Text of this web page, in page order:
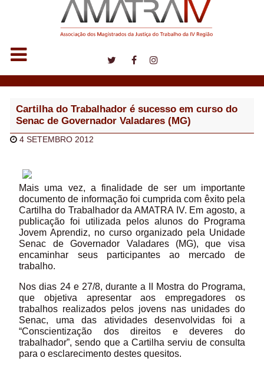
Cartilha do Trabalhador é sucesso em curso do
Senac de Governador Valadares (MG)
4 SETEMBRO 2012
Mais uma vez, a finalidade de ser um importante
documento de informação foi cumprida com êxito pela
Cartilha do Trabalhador da AMATRA IV. Em agosto, a
publicação foi utilizada pelos alunos do Programa
Jovem Aprendiz, no curso organizado pela Unidade
Senac de Governador Valadares (MG), que visa
encaminhar seus participantes ao mercado de
trabalho.
Nos dias 24 e 27/8, durante a II Mostra do Programa,
que objetiva apresentar aos empregadores os
trabalhos realizados pelos jovens nas unidades do
Senac, uma das atividades desenvolvidas foi a
“Conscientização dos direitos e deveres do
trabalhador”, sendo que a Cartilha serviu de consulta
para o esclarecimento destes quesitos.